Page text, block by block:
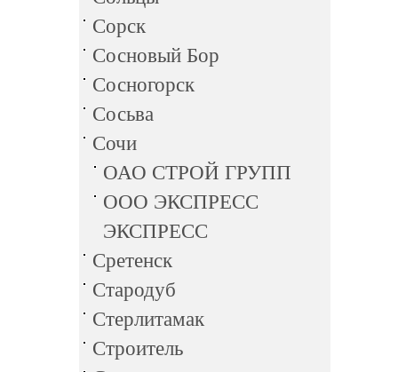
Сорск
Сосновый Бор
Сосногорск
Сосьва
Сочи
ОАО СТРОЙ ГРУПП
ООО ЭКСПРЕСС
ЭКСПРЕСС
Сретенск
Стародуб
Стерлитамак
Строитель